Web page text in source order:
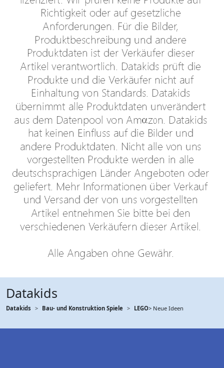
Datakids
Datakids Bau- und Konstruktion Spiele LEGO> Neue Ideen